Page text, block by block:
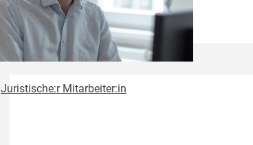
Juristische:r Mitarbeiter:in